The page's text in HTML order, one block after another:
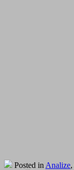
Posted in Analize,